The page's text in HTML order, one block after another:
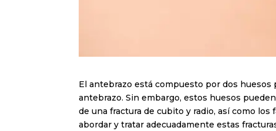
El antebrazo está compuesto por dos
antebrazo. Sin embargo, estos huesos
de una fractura de cubito y radio, así como
abordar y tratar adecuadamente estas